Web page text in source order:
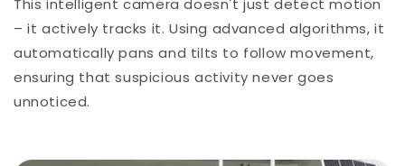
– it actively tracks it. Using advanced algorithms, it
automatically pans and tilts to follow movement,
ensuring that suspicious activity never goes
unnoticed.